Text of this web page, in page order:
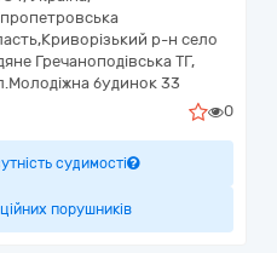
Криворізький р-н село
Гречаноподівська ТГ,
будинок 33
0
судимості
порушників